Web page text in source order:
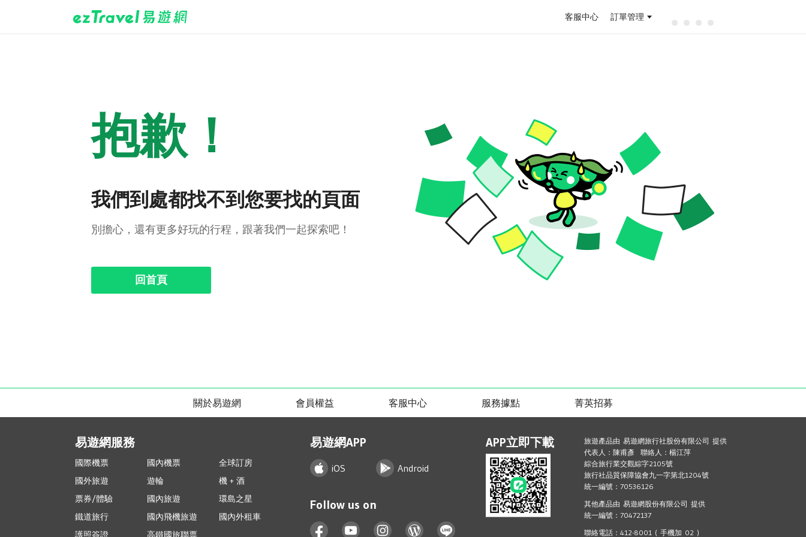
客服中心 訂單管理
抱歉！
我們到處都找不到您要找的頁面
別擔心，還有更多好玩的行程，跟著我們一起探索吧！
回首頁
關於易遊網 會員權益 客服中心 服務據點 菁英招募
易遊網服務
國際機票 國內機票
全球訂房
國外旅遊
遊輪
機 + 酒
票券/體驗
國內旅遊
環島之星
鐵道旅行
國內飛機旅遊
國內外租車
護照簽證
高鐵國旅聯票
易遊網APP
iOS Android
Follow us on
APP立即下載
旅遊產品由 易遊網旅行社股份有限公司 提供
代表人：陳甫彥 聯絡人：楊江萍
綜合旅行業交觀綜字2105號
旅行社品質保障協會九一字第北1204號
統一編號：70536126
其他產品由 易遊網股份有限公司 提供
統一編號：70472137
聯絡電話：412-8001 ( 手機加 02 )